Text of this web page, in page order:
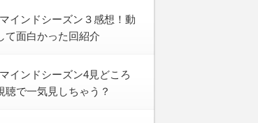
インドシーズン３感想！動
て面白かった回紹介
インドシーズン4見どころ
聴で一気見しちゃう？